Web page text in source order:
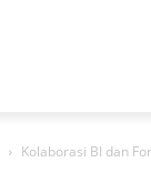
Kolaborasi BI dan